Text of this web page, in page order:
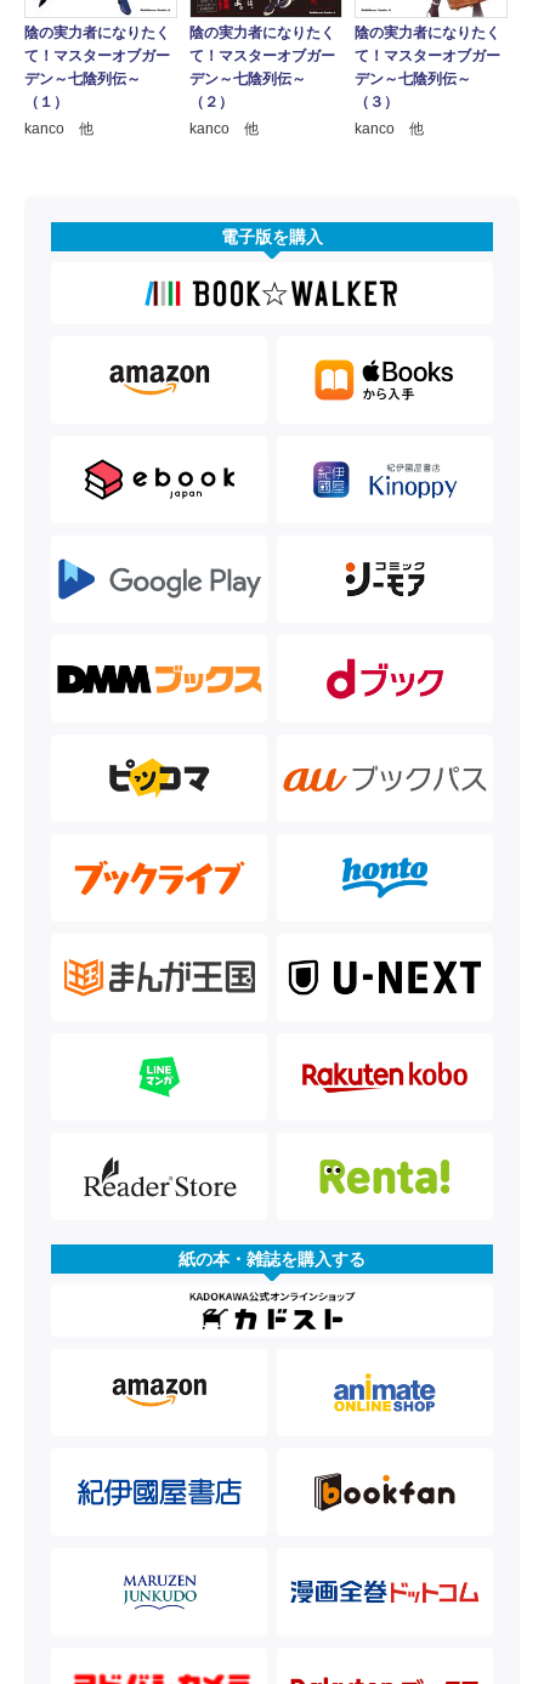
陰の実力者になりたく
て！マスターオブガー
デン～七陰列伝～
（１）
kanco 他
陰の実力者になりたく
て！マスターオブガー
デン～七陰列伝～
（２）
kanco 他
陰の実力者になりたく
て！マスターオブガー
デン～七陰列伝～
（３）
kanco 他
電子版を購入
紙の本・雑誌を購入する